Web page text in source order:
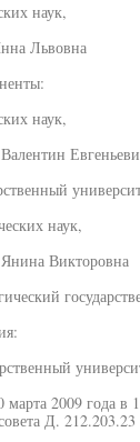
наук,
Львовна
наук,
наук,
Викторовна
марта 2009 года в
Д. 212.203.23